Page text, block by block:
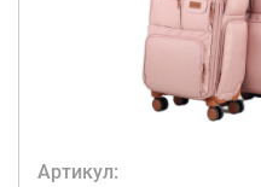
Артикул: